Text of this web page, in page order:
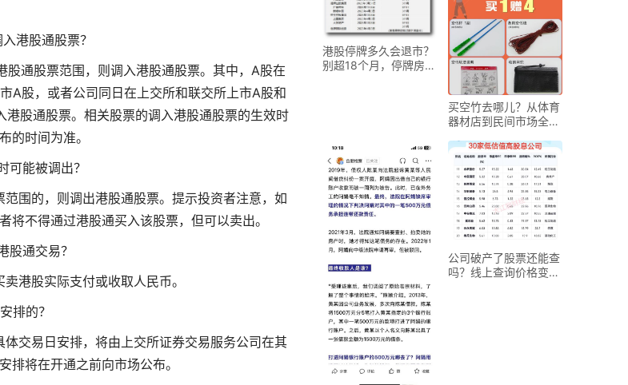
港股通股票？
通股票范围，则调入港股通股票。其中，A股在
A股，或者公司同日在上交所和联交所上市A股和
股通股票。相关股票的调入港股通股票的生效时
的时间为准。
可能被调出？
围的，则调出港股通股票。提示投资者注意，如
不得通过港股通买入该股票，但可以卖出。
股通交易？
港股实际支付或收取人民币。
排的？
交易日安排，将由上交所证券交易服务公司在其
排将在开通之前向市场公布。
港股停牌多久会退市？
别超18个月，停牌房企
买空竹去哪儿？从体育
器材店到民间市场全攻
公司破产了股票还能查
吗？线上查询价格变动